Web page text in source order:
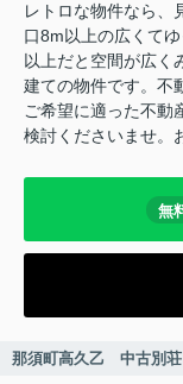
レトロな物件なら、
口8m以上の広くて
以上だと空間が広く
建ての物件です。不
ご希望に適った不動
検討くださいませ。
無
那須町高久乙 中古別荘